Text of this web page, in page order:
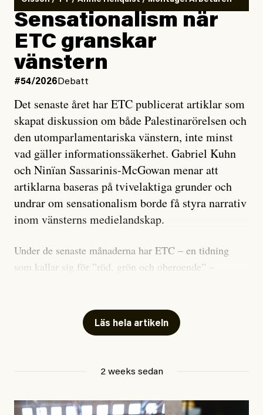
Sensationalism när
ETC granskar
vänstern
#54/2026 Debatt
Det senaste året har ETC publicerat artiklar som
skapat diskussion om både Palestinarörelsen och
den utomparlamentariska vänstern, inte minst
vad gäller informationssäkerhet. Gabriel Kuhn
och Ninïan Sassarinis-McGowan menar att
artiklarna baseras på tvivelaktiga grunder och
undrar om sensationalism borde få styra narrativ
inom vänsterns medielandskap.
Under de senaste månaderna har ETC – en tidning
som kallar sig för ”röd, grön och oberoende” –
skriver för? Vad betyder det att vara en ”röd, grön och
oberoende” tidning? Och vad är egentligen bra
Läs hela artikeln
2 weeks sedan